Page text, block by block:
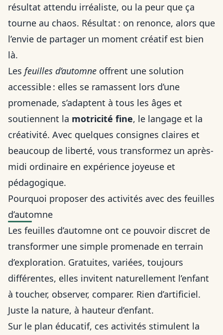
résultat attendu irréaliste, ou la peur que ça
tourne au chaos. Résultat : on renonce, alors que
l’envie de partager un moment créatif est bien
là.
Les feuilles d’automne offrent une solution
accessible : elles se ramassent lors d’une
promenade, s’adaptent à tous les âges et
soutiennent la motricité fine, le langage et la
créativité. Avec quelques consignes claires et
beaucoup de liberté, vous transformez un après-
midi ordinaire en expérience joyeuse et
pédagogique.
Pourquoi proposer des activités avec des feuilles
d’automne
Les feuilles d’automne ont ce pouvoir discret de
transformer une simple promenade en terrain
d’exploration. Gratuites, variées, toujours
différentes, elles invitent naturellement l’enfant
à toucher, observer, comparer. Rien d’artificiel.
Juste la nature, à hauteur d’enfant.
Sur le plan éducatif, ces activités stimulent la